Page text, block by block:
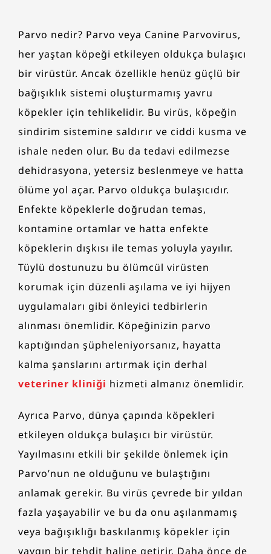
Parvo nedir? Parvo veya Canine Parvovirus,
her yaştan köpeği etkileyen oldukça bulaşıcı
bir virüstür. Ancak özellikle henüz güçlü bir
bağışıklık sistemi oluşturmamış yavru
köpekler için tehlikelidir. Bu virüs, köpeğin
sindirim sistemine saldırır ve ciddi kusma ve
ishale neden olur. Bu da tedavi edilmezse
dehidrasyona, yetersiz beslenmeye ve hatta
ölüme yol açar. Parvo oldukça bulaşıcıdır.
Enfekte köpeklerle doğrudan temas,
kontamine ortamlar ve hatta enfekte
köpeklerin dışkısı ile temas yoluyla yayılır.
Tüylü dostunuzu bu ölümcül virüsten
korumak için düzenli aşılama ve iyi hijyen
uygulamaları gibi önleyici tedbirlerin
alınması önemlidir. Köpeğinizin parvo
kaptığından şüpheleniyorsanız, hayatta
kalma şanslarını artırmak için derhal
veteriner kliniği hizmeti almanız önemlidir.
Ayrıca Parvo, dünya çapında köpekleri
etkileyen oldukça bulaşıcı bir virüstür.
Yayılmasını etkili bir şekilde önlemek için
Parvo’nun ne olduğunu ve bulaştığını
anlamak gerekir. Bu virüs çevrede bir yıldan
fazla yaşayabilir ve bu da onu aşılanmamış
veya bağışıklığı baskılanmış köpekler için
yaygın bir tehdit haline getirir. Daha önce de